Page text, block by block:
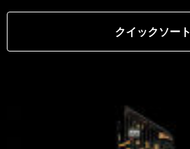
クイックソート